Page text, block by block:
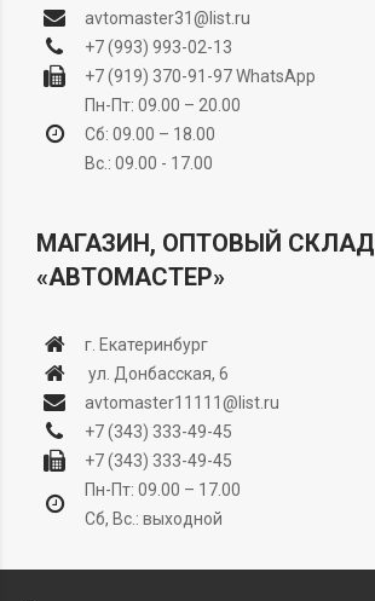
avtomaster31@list.ru
+7 (993) 993-02-13
+7 (919) 370-91-97WhatsApp
Пн-Пт: 09.00 – 20.00
Сб: 09.00 – 18.00
Вс.: 09.00 - 17.00
МАГАЗИН, ОПТОВЫЙ СКЛАД
«АВТОМАСТЕР»
г. Екатеринбург
ул. Донбасская, 6
avtomaster11111@list.ru
+7 (343) 333-49-45
+7 (343) 333-49-45
Пн-Пт: 09.00 – 17.00
Сб, Вс.: выходной